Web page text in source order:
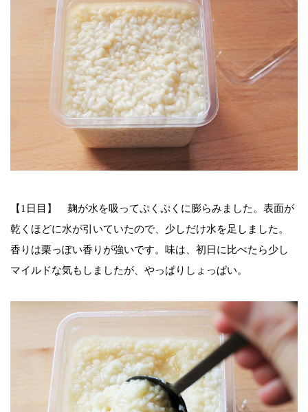
【1日目】 麹が水を吸ってぷくぷくに膨らみました。表面が
乾くほどに水が引いていたので、少しだけ水を足しました。
香りは栗っぽい香りが強いです。味は、初日に比べたら少し
マイルドな気もしましたが、やっぱりしょっぱい。